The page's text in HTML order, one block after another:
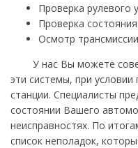
Проверка рулевого
Проверка
Осмотр
У нас Вы можете
эти системы, при
станции. Специалисты
состоянии Вашего
неисправностях. По
список неполадок,